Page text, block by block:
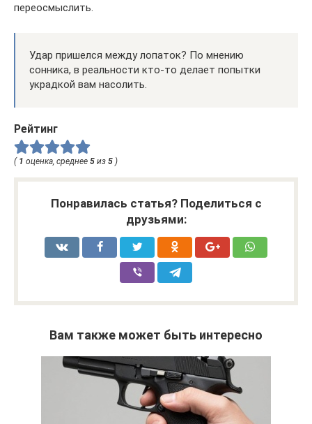
переосмыслить.
Удар пришелся между лопаток? По мнению
сонника, в реальности кто-то делает попытки
украдкой вам насолить.
Рейтинг
( 1 оценка, среднее 5 из 5 )
Понравилась статья? Поделиться с
друзьями:
Вам также может быть интересно